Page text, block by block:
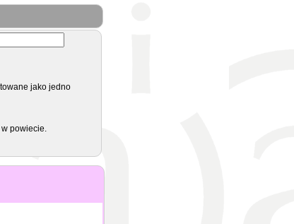
jako jedno
powiecie.